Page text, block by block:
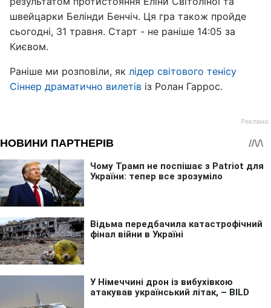
швейцарки Белінди Бенчіч. Ця гра також пройде
сьогодні, 31 травня. Старт - не раніше 14:05 за
Києвом.
Раніше ми розповіли, як лідер світового тенісу
Сіннер драматично вилетів із Ролан Гаррос.